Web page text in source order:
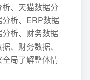
、天猫数据分
析、ERP数据
析、财务数据
、财务数据、
局了解整体情